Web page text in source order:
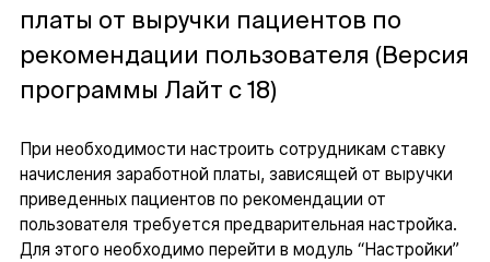
платы от выручки пациентов по
рекомендации пользователя (Версия
программы Лайт с 18)
При необходимости настроить сотрудникам ставку
начисления заработной платы, зависящей от выручки
приведенных пациентов по рекомендации от
пользователя требуется предварительная настройка.
Для этого необходимо перейти в модуль “Настройки”